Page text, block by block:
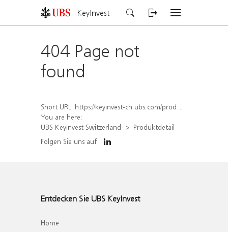
KeyInvest
404 Page not
found
Short URL: https://keyinvest-ch.ubs.com/produkt/detail/index/isin/CH1570517511
You are here:
UBS KeyInvest Switzerland
Produktdetail
Folgen Sie uns auf
Entdecken Sie UBS KeyInvest
Home